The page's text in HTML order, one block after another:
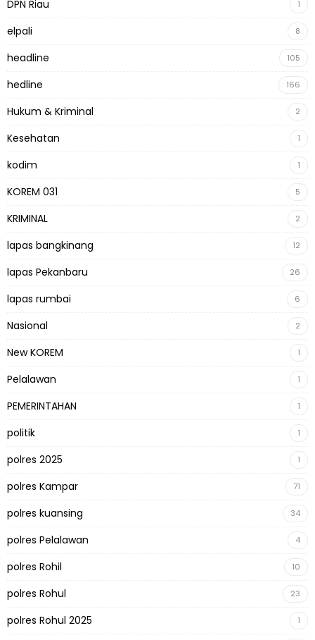
DPN Riau 1
elpali 8
headline 105
hedline 166
Hukum & Kriminal 2
Kesehatan 1
kodim 1
KOREM 031 5
KRIMINAL 2
lapas bangkinang 12
lapas Pekanbaru 26
lapas rumbai 6
Nasional 2
New KOREM 1
Pelalawan 1
PEMERINTAHAN 1
politik 1
polres 2025 1
polres Kampar 71
polres kuansing 34
polres Pelalawan 4
polres Rohil 10
polres Rohul 23
polres Rohul 2025 1